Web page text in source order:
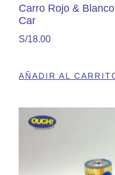
Carro Rojo &
Car
S/18.00
AÑADIR AL